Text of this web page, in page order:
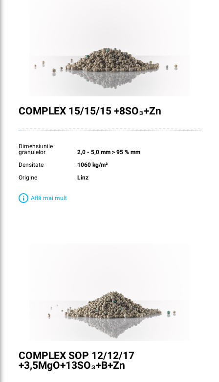
COMPLEX 15/15/15 +8SO₃+Zn
Dimensiunile
granulelor
2,0 - 5,0 mm＞95 % mm
Densitate
1060 kg/m³
Origine
Linz
Află mai mult
COMPLEX SOP 12/12/17
+3,5MgO+13SO₃+B+Zn